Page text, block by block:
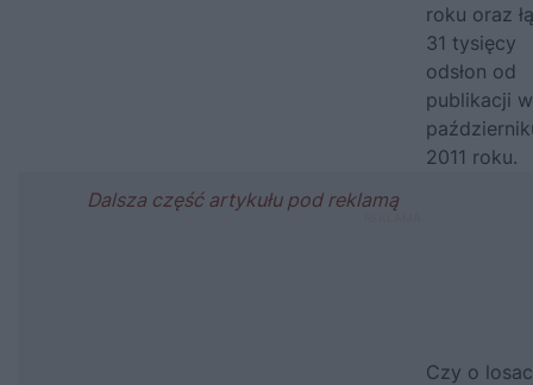
roku oraz
31 tysięcy
odsłon od
publikacji w
2011 roku.
Czy o